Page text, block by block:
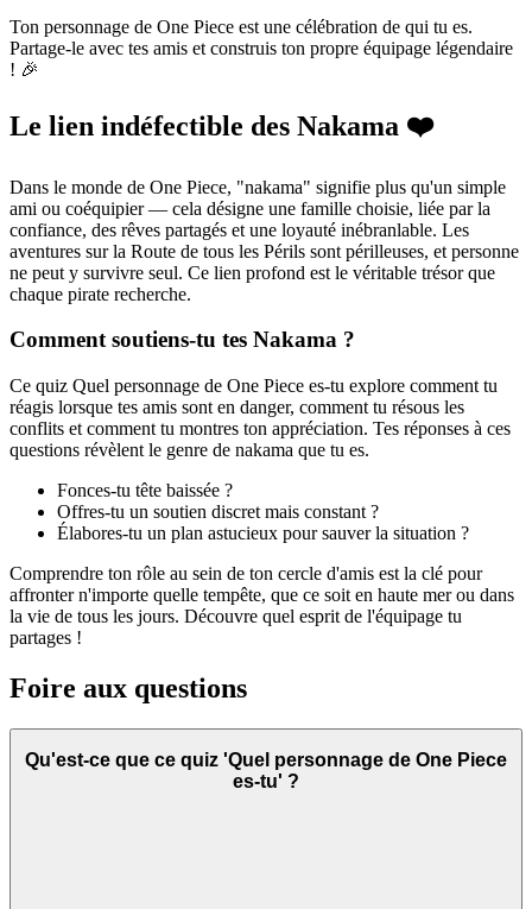
Ton personnage de One Piece est une célébration de qui tu es.
Partage-le avec tes amis et construis ton propre équipage légendaire
! 🎉
Le lien indéfectible des Nakama ❤️
Dans le monde de One Piece, "nakama" signifie plus qu'un simple
ami ou coéquipier — cela désigne une famille choisie, liée par la
confiance, des rêves partagés et une loyauté inébranlable. Les
aventures sur la Route de tous les Périls sont périlleuses, et personne
ne peut y survivre seul. Ce lien profond est le véritable trésor que
chaque pirate recherche.
Comment soutiens-tu tes Nakama ?
Ce quiz Quel personnage de One Piece es-tu explore comment tu
réagis lorsque tes amis sont en danger, comment tu résous les
conflits et comment tu montres ton appréciation. Tes réponses à ces
questions révèlent le genre de nakama que tu es.
Fonces-tu tête baissée ?
Offres-tu un soutien discret mais constant ?
Élabores-tu un plan astucieux pour sauver la situation ?
Comprendre ton rôle au sein de ton cercle d'amis est la clé pour
affronter n'importe quelle tempête, que ce soit en haute mer ou dans
la vie de tous les jours. Découvre quel esprit de l'équipage tu
partages !
Foire aux questions
Qu'est-ce que ce quiz 'Quel personnage de One Piece
es-tu' ?